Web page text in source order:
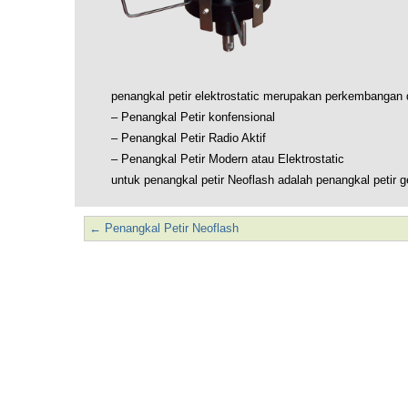
penangkal petir elektrostatic merupakan perkembangan
– Penangkal Petir konfensional
– Penangkal Petir Radio Aktif
– Penangkal Petir Modern atau Elektrostatic
untuk penangkal petir Neoflash adalah penangkal petir
Post navigation
← Penangkal Petir Neoflash